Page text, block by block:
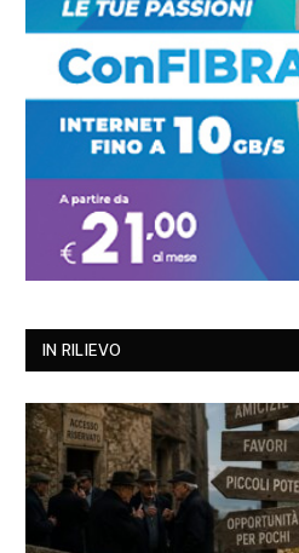
IN RILIEVO